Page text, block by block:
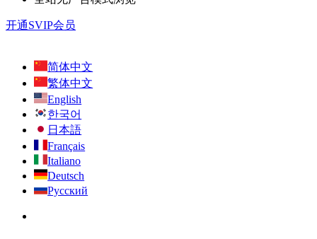
开通SVIP会员
简体中文
繁体中文
English
한국어
日本語
Français
Italiano
Deutsch
Русский